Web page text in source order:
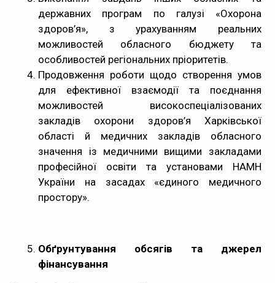
державних програм по галузі «Охорона
здоров’я», з урахуванням реальних
можливостей обласного бюджету та
особливостей регіональних пріоритетів.
Продовження роботи щодо створення умов
для ефективної взаємодії та поєднання
можливостей високоспеціалізованих
закладів охорони здоров’я Харківської
області й медичних закладів обласного
значення із медичними вищими закладами
професійної освіти та установами НАМН
України на засадах «єдиного медичного
простору».
Обґрунтування обсягів та джерел
фінансування